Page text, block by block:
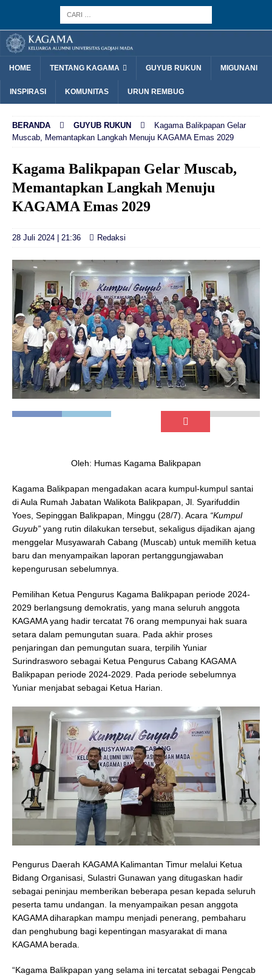
HOME TENTANG KAGAMA GUYUB RUKUN MIGUNANI
INSPIRASI KOMUNITAS URUN REMBUG
BERANDA GUYUB RUKUN
Kagama Balikpapan Gelar
Muscab, Memantapkan Langkah Menuju KAGAMA Emas 2029
Kagama Balikpapan Gelar Muscab,
Memantapkan Langkah Menuju
KAGAMA Emas 2029
28 Juli 2024 | 21:36 Redaksi
Oleh: Humas Kagama Balikpapan
Kagama Balikpapan mengadakan acara kumpul-kumpul santai
di Aula Rumah Jabatan Walikota Balikpapan, Jl. Syarifuddin
Yoes, Sepinggan Balikpapan, Minggu (28/7). Acara “Kumpul
Guyub” yang rutin dilakukan tersebut, sekaligus dijadikan ajang
menggelar Musyawarah Cabang (Muscab) untuk memilih ketua
baru dan menyampaikan laporan pertanggungjawaban
kepengurusan sebelumnya.
Pemilihan Ketua Pengurus Kagama Balikpapan periode 2024-
2029 berlangsung demokratis, yang mana seluruh anggota
KAGAMA yang hadir tercatat 76 orang mempunyai hak suara
setara dalam pemungutan suara. Pada akhir proses
penjaringan dan pemungutan suara, terpilih Yuniar
Surindrasworo sebagai Ketua Pengurus Cabang KAGAMA
Balikpapan periode 2024-2029. Pada periode sebelumnya
Yuniar menjabat sebagai Ketua Harian.
Pengurus Daerah KAGAMA Kalimantan Timur melalui Ketua
Bidang Organisasi, Sulastri Gunawan yang ditugaskan hadir
sebagai peninjau memberikan beberapa pesan kepada seluruh
peserta tamu undangan. Ia menyampaikan pesan anggota
KAGAMA diharapkan mampu menjadi penerang, pembaharu
dan penghubung bagi kepentingan masyarakat di mana
KAGAMA berada.
“Kagama Balikpapan yang selama ini tercatat sebagai Pengcab